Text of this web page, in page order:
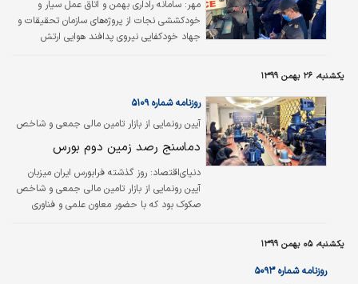
مهر: سامانه راداری بهمن و اتاق عمل سیار و
خودکششی نجات از پروژه‌های سازمان تحقیقات و
جهاد خودکفایی نیروی پدافند هوایی ارتش
یکشنبه، ۲۶ بهمن ۱۳۹۹
آیین رونمایی از بازار تامین مالی جمعی و شاخص
صکوک فرابورس ایران برگزار شد
روزنامه شماره ۵۱۰۹
دماسنج رصد زمین دوم بورس
‌دنیای‌اقتصاد: روز گذشته فرابورس ایران میزبان
آیین رونمایی از بازار تامین مالی جمعی و شاخص
صکوک بود که با حضور معاون علمی و فناوری
یکشنبه، ۰۵ بهمن ۱۳۹۹
روزنامه شماره ۵۰۹۳